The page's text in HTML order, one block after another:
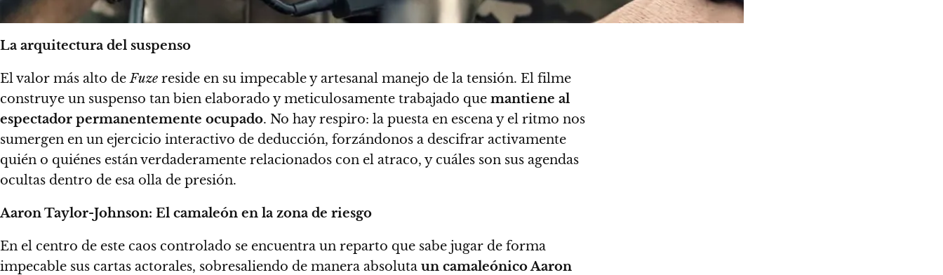
La arquitectura del suspenso
El valor más alto deFuze reside en su impecable y artesanal manejo de la tensión. El filme
construye un suspenso tan bien elaborado y meticulosamente trabajado que mantiene al
espectador permanentemente ocupado. No hay respiro: la puesta en escena y el ritmo nos
sumergen en un ejercicio interactivo de deducción, forzándonos a descifrar activamente
quién o quiénes están verdaderamente relacionados con el atraco, y cuáles son sus agendas
ocultas dentro de esa olla de presión.
Aaron Taylor-Johnson: El camaleón en la zona de riesgo
En el centro de este caos controlado se encuentra un reparto que sabe jugar de forma
impecable sus cartas actorales, sobresaliendo de manera absoluta un camaleónico Aaron